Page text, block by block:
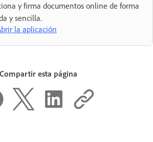
y firma documentos online de forma
y sencilla.
la aplicación
Compartir esta página